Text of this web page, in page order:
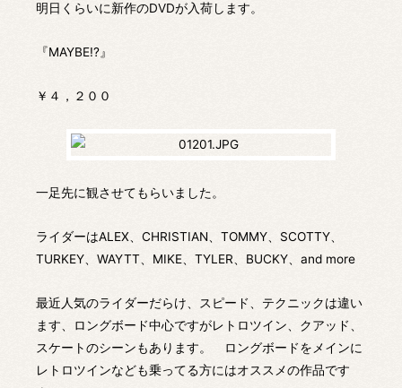
明日くらいに新作のDVDが入荷します。
『MAYBE!?』
￥４，２００
一足先に観させてもらいました。
ライダーはALEX、CHRISTIAN、TOMMY、SCOTTY、
TURKEY、WAYTT、MIKE、TYLER、BUCKY、and more
最近人気のライダーだらけ、スピード、テクニックは違い
ます、ロングボード中心ですがレトロツイン、クアッド、
スケートのシーンもあります。 ロングボードをメインに
レトロツインなども乗ってる方にはオススメの作品です